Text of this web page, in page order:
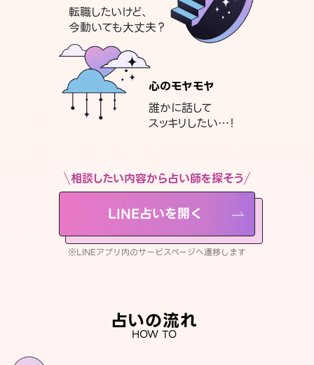
転職したいけど、
今動いても大丈夫？
心のモヤモヤ
誰かに話して
スッキリしたい…！
相談したい内容から占い師を探そう
LINE占いを開く
※LINEアプリ内のサービスページへ遷移します
占いの流れ
HOW TO